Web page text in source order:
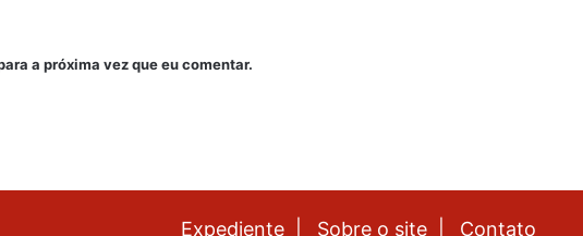
a próxima vez que eu comentar.
Expediente | Sobre o site | Contato